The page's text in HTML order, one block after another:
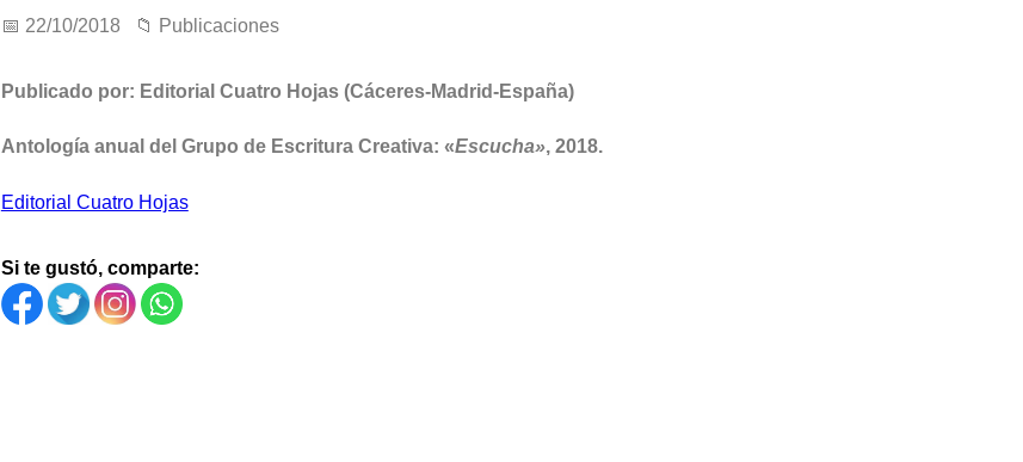
📅 22/10/2018 📁 Publicaciones
Publicado por: Editorial Cuatro Hojas (Cáceres-Madrid-España)
Antología anual del Grupo de Escritura Creativa: «Escucha», 2018.
Editorial Cuatro Hojas
Si te gustó, comparte: